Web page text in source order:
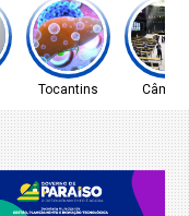
Tocantins